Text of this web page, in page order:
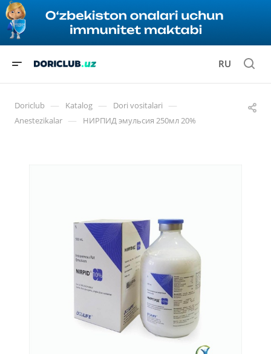
RU
Doriclub — Katalog — Dori vositalari —
Anestezikalar — НИРПИД эмульсия 250мл 20%